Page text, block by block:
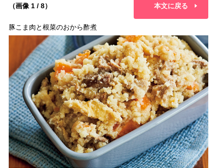
（画像 1 / 8） 本文に戻る
豚こま肉と根菜のおから酢煮